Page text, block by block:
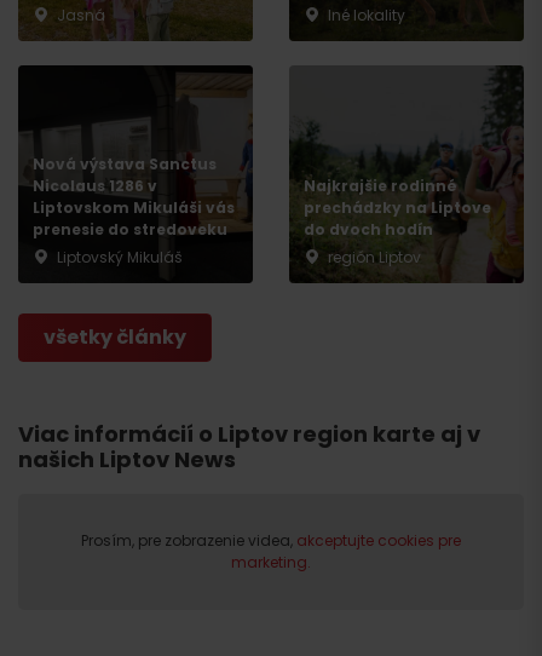
Jasná
Iné lokality
Nová výstava Sanctus
Nicolaus 1286 v
Liptovskom Mikuláši vás
prenesie do stredoveku
Liptovský Mikuláš
Najkrajšie rodinné
prechádzky na Liptove
do dvoch hodín
región Liptov
všetky články
Viac informácií o Liptov region karte aj v
našich Liptov News
Prosím, pre zobrazenie videa, akceptujte cookies pre
marketing.